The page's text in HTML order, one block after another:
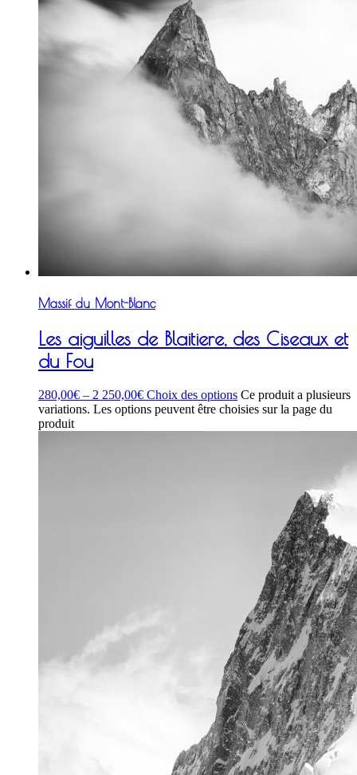
Massif du Mont-Blanc
Les aiguilles de Blaitiere, des Ciseaux et
du Fou
280,00€ – 2 250,00€ Choix des options Ce produit a plusieurs
variations. Les options peuvent être choisies sur la page du
produit